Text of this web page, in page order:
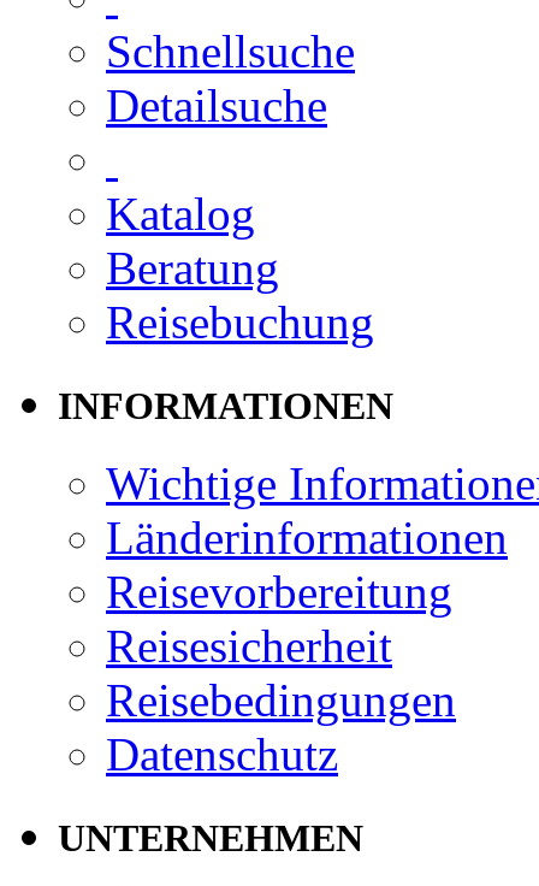
Schnellsuche
Detailsuche
Katalog
Beratung
Reisebuchung
INFORMATIONEN
Wichtige
Länderinformationen
Reisevorbereitung
Reisesicherheit
Reisebedingungen
Datenschutz
UNTERNEHMEN